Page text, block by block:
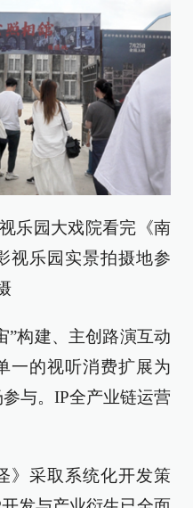
乐园大戏院看完《南
视乐园实景拍摄地参
”构建、主创路演互动
一的视听消费扩展为
与。IP全产业链运营
》采取系统化开发策